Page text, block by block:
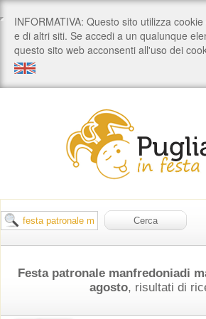
Festa patronale manfredoniadi
agosto, risultati di